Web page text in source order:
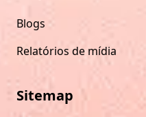
Blogs
Relatórios de mídia
Sitemap